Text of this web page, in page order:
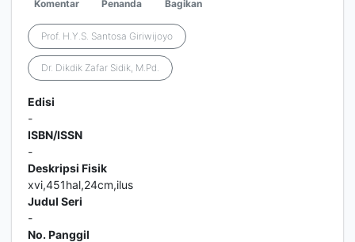
Komentar Penanda Bagikan
Prof. H.Y.S. Santosa Giriwijoyo
Dr. Dikdik Zafar Sidik, M.Pd.
Edisi
-
ISBN/ISSN
-
Deskripsi Fisik
xvi,451hal,24cm,ilus
Judul Seri
-
No. Panggil